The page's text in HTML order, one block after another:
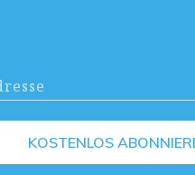
KOSTENLOS